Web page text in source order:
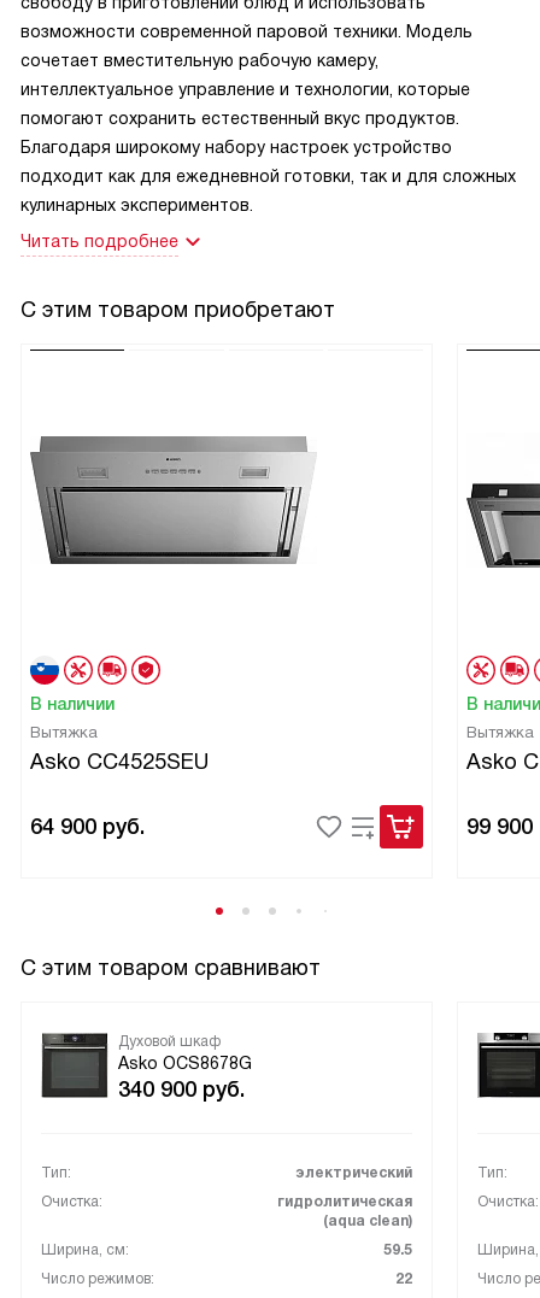
возможности современной паровой техники. Модель
сочетает вместительную рабочую камеру,
интеллектуальное управление и технологии, которые
помогают сохранить естественный вкус продуктов.
Благодаря широкому набору настроек устройство
подходит как для ежедневной готовки, так и для сложных
кулинарных экспериментов.
Читать подробнее
С этим товаром приобретают
В наличии
Вытяжка
Asko CC4525SEU
64 900 руб.
В
Вытяжка
Asko
99 900
С этим товаром сравнивают
Духовой шкаф
Asko OCS8678G
340 900 руб.
Тип:
электрический
Очистка:
гидролитическая
(aqua clean)
Ширина, см:
59.5
Число режимов:
22
Тип:
Очистка:
Число